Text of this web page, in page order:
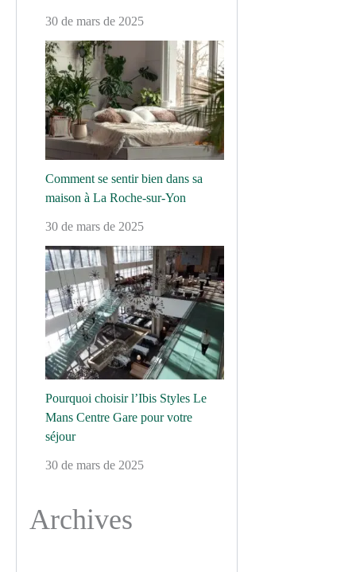
30 de mars de 2025
Comment se sentir bien dans sa
maison à La Roche-sur-Yon
30 de mars de 2025
Pourquoi choisir l’Ibis Styles Le
Mans Centre Gare pour votre
séjour
30 de mars de 2025
Archives